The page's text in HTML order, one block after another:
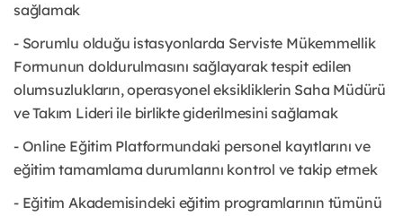
sağlamak
- Sorumlu olduğu istasyonlarda Serviste Mükemmellik
Formunun doldurulmasını sağlayarak tespit edilen
olumsuzlukların, operasyonel eksikliklerin Saha Müdürü
ve Takım Lideri ile birlikte giderilmesini sağlamak
- Online Eğitim Platformundaki personel kayıtlarını ve
eğitim tamamlama durumlarını kontrol ve takip etmek
- Eğitim Akademisindeki eğitim programlarının tümünü